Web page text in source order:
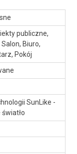
publiczne,
Biuro,
Pokój
SunLike -